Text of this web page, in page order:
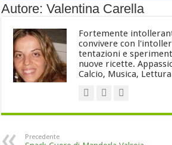
Autore: Valentina Carella
Fortemente
convivere con
tentazioni e
nuove ricette.
Calcio, Musica,
Precedente